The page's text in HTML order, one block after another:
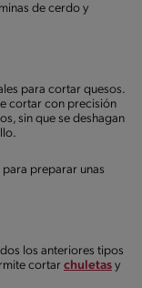
de cerdo y
para cortar quesos.
cortar con precisión
sin que se deshagan
preparar unas
los anteriores tipos
cortar chuletas y